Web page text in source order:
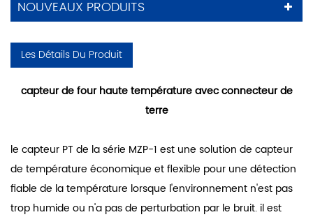
NOUVEAUX PRODUITS
Les Détails Du Produit
capteur de four haute température avec connecteur de
terre
le capteur PT de la série MZP-1 est une solution de capteur
de température économique et flexible pour une détection
fiable de la température lorsque l'environnement n'est pas
trop humide ou n'a pas de perturbation par le bruit. il est